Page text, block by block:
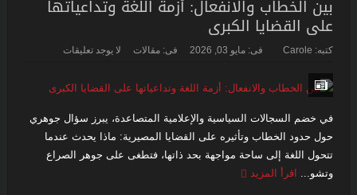
بين الخطاب والانفعال: أزمة اللغة وتداعياتها
على القضايا الكبرى
كتبه: Carole فى: مايو 03, 2026 فى: مقالات لا يوجد تعليقات
في خضم السجالات السياسية والإعلامية المتصاعدة، يبرز سؤال جوهري
حول حدود الخطاب وتأثيره على القضايا المصيرية: ماذا يحدث عندما
تتحول اللغة إلى ساحة مواجهة بحد ذاتها، فتطغى على جوهر الصراع
وتشو... اقرأ المزيد